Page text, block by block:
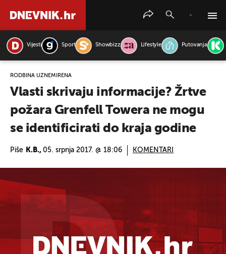
Vijesti Sport Showbizz Lifestyle Putovanja
RODBINA UZNEMIRENA
Vlasti skrivaju informacije? Žrtve
požara Grenfell Towera ne mogu
se identificirati do kraja godine
Piše K.B., 05. srpnja 2017. @ 18:06 KOMENTARI
PRETRAŽITE VIJESTI